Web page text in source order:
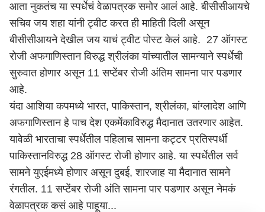
आता नुकतंच या स्पर्धेचं वेळापत्रक समोर आलं आहे. बीसीसीआयचे
सचिव जय शहा यांनी ट्वीट करत ही माहिती दिली असून
बीसीसीआयने देखील जय याचं ट्वीट पोस्ट केलं आहे. 27 ऑगस्ट
रोजी अफगाणिस्तान विरुद्ध श्रीलंका यांच्यातील सामन्याने स्पर्धेची
सुरुवात होणार असून 11 सप्टेंबर रोजी अंतिम सामना पार पडणार
आहे.
यंदा आशिया कपमध्ये भारत, पाकिस्तान, श्रीलंका, बांग्लादेश आणि
अफगाणिस्तान हे पाच देश एकमेंकाविरुद्ध मैदानात उतरणार आहेत.
यावेळी भारताचा स्पर्धेतील पहिलाच सामना कट्टर प्रतिस्पर्धी
पाकिस्तानविरुद्ध 28 ऑगस्ट रोजी होणार आहे. या स्पर्धेतील सर्व
सामने युएईमध्ये होणार असून दुबई, शारजाह या मैदानात सामने
रंगतील. 11 सप्टेंबर रोजी अंति सामना पार पडणार असून नेमकं
वेळापत्रक कसं आहे पाहूया...